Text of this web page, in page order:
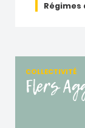
COLLECTIVITÉ
Flers